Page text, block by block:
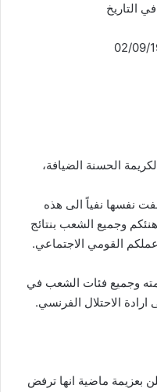
التاريخ
الحسنة الضيافة،
نفسها نفياً الى هذه
وجميع الشعب بنتائج
القومي الاجتماعي.
وجميع فئات الشعب في
ارادة الاحتلال الفرنسي.
بعزيمة ماضية انها ترفض